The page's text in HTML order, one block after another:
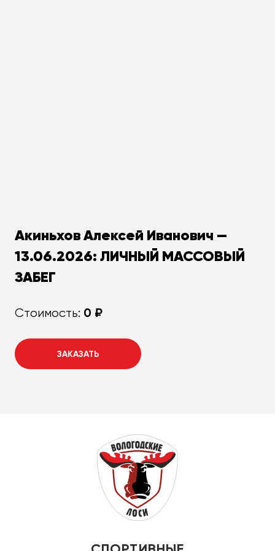
Акиньхов Алексей Иванович —
13.06.2026: ЛИЧНЫЙ МАССОВЫЙ
ЗАБЕГ
Стоимость: 0 ₽
ЗАКАЗАТЬ